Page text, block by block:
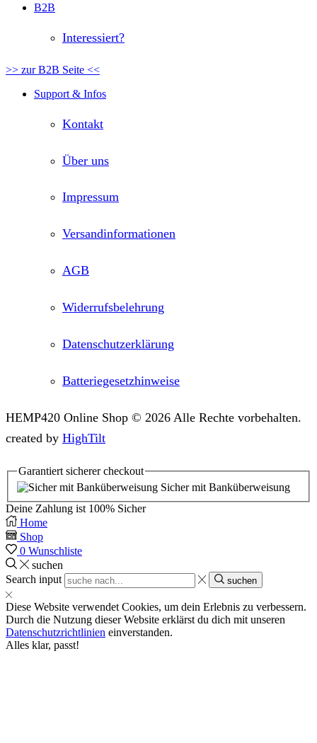
B2B
Interessiert?
>> zur B2B Seite <<
Support & Infos
Kontakt
Über uns
Impressum
Versandinformationen
AGB
Widerrufsbelehrung
Datenschutzerklärung
Batteriegesetzhinweise
HEMP420 Online Shop © 2026 Alle Rechte vorbehalten.
created by HighTilt
Garantiert sicherer checkout
Sicher mit Banküberweisung
Deine Zahlung ist 100% Sicher
Home
Shop
0 Wunschliste
suchen
Search input
suchen
Diese Website verwendet Cookies, um dein Erlebnis zu verbessern.
Durch die Nutzung dieser Website erklärst du dich mit unseren
Datenschutzrichtlinien einverstanden.
Alles klar, passt!